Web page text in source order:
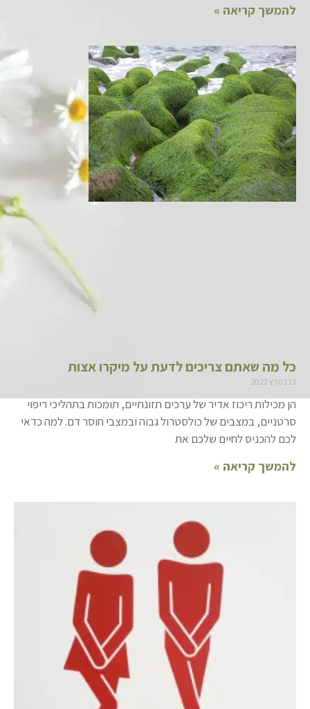
להמשך קריאה »
כל מה שאתם צריכים לדעת על מיקרו אצות
13 במרץ 2022
הן מכילות ריכוז אדיר של ערכים תזונתיים, תומכות בתהליכי ריפוי
סרטניים, במצבים של כולסטרול גבוה ובמצבי חוסר דם. למה כדאי
לכם להכניס לחיים שלכם את
להמשך קריאה »